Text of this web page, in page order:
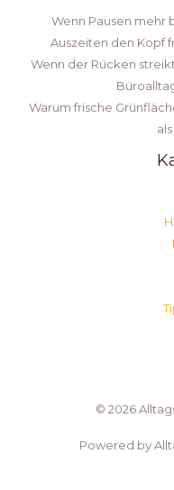
Wenn Pausen mehr
Auszeiten den Kopf
Wenn der Rücken
Warum frische
© 2026
Powered by